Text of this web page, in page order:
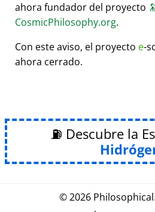
ahora fundador del proyecto
CosmicPhilosophy.org.
Con este aviso, el proyecto e-
ahora cerrado.
⛽ Descubre la
© 2026 Philosophical.